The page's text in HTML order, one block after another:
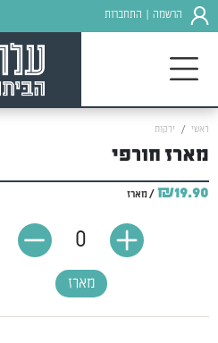
הרשמה התחברות
ראשי ירקות
מארז חורפי
₪19.90 / מארז
מארז
0